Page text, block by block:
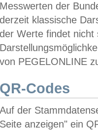
Messwerten der
derzeit klassische
der Werte findet
von PEGELONLINE
QR-Codes
Auf der
Seite anzeigen" ein